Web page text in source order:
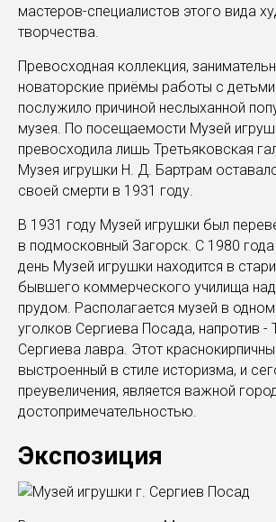
мастеров-специалистов этого вида
творчества.
Превосходная коллекция,
новаторские приёмы работы с
послужило причиной неслыханной
музея. По посещаемости Музей
превосходила лишь Третьяковская
Музея игрушки Н. Д. Бартрам
своей смерти в 1931 году.
В 1931 году Музей игрушки был
в подмосковный Загорск. С 1980
день Музей игрушки находится в
бывшего коммерческого училища
прудом. Располагается музей в
уголков Сергиева Посада, напротив -
Сергиева лавра. Этот
выстроенный в стиле историзма, и
преувеличения, является важной
достопримечательностью.
Экспозиция